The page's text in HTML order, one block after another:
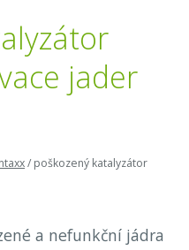
jader
/poškozený katalyzátor
a nefunkční jádra